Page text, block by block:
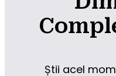
Știi acel